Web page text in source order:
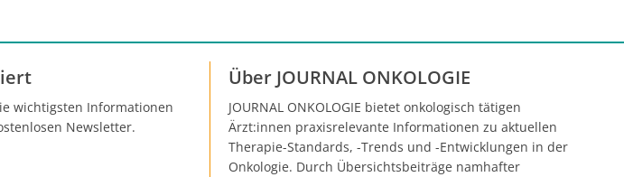
wichtigsten Informationen
Newsletter.
Über JOURNAL ONKOLOGIE
JOURNAL ONKOLOGIE bietet onkologisch tätigen
Ärzt:innen praxisrelevante Informationen zu aktuellen
Therapie-Standards, -Trends und -Entwicklungen in der
Onkologie. Durch Übersichtsbeiträge namhafter